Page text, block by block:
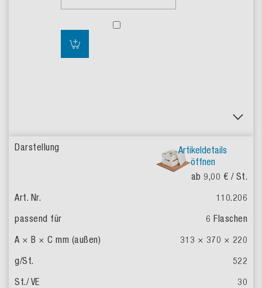
Artikeldetails
öffnen
ab 9,00 € / St.
110.206
6 Flaschen
313 × 370 × 220
522
30